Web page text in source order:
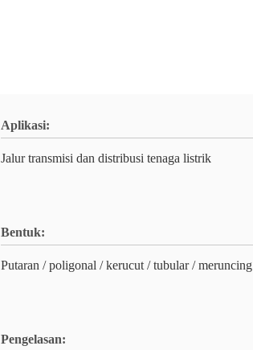
Aplikasi:
Jalur transmisi dan distribusi tenaga listrik
Bentuk:
Putaran / poligonal / kerucut / tubular / meruncing
Pengelasan: